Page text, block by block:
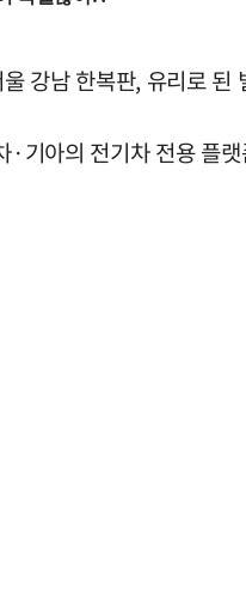
강남 한복판, 유리로
·기아의 전기차 전용